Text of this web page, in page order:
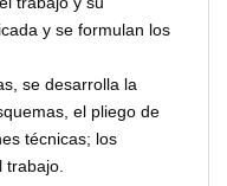
y se formulan los
se desarrolla la
el pliego de
técnicas; los